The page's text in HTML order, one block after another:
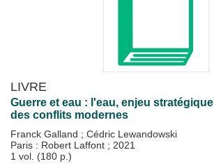
LIVRE
Guerre et eau : l'eau, enjeu stratégique
des conflits modernes
Franck Galland ; Cédric Lewandowski
Paris : Robert Laffont ; 2021
1 vol. (180 p.)